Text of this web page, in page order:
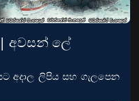
| අවසන් ලේ
අදාල ලිපිය සහ ගැලපෙන